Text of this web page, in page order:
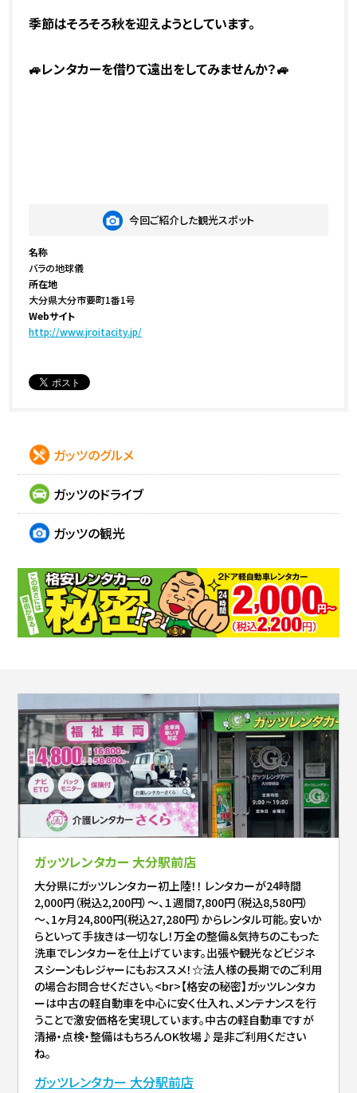
季節はそろそろ秋を迎えようとしています。
🚙レンタカーを借りて遠出をしてみませんか？🚙
今回ご紹介した観光スポット
名称
バラの地球儀
所在地
大分県大分市要町1番1号
Webサイト
http://www.jroitacity.jp/
ガッツのグルメ
ガッツのドライブ
ガッツの観光
ガッツレンタカー 大分駅前店
大分県にガッツレンタカー初上陸！！ レンタカーが24時間
2,000円（税込2,200円）～、１週間7,800円（税込8,580円）
～、1ヶ月24,800円(税込27,280円）からレンタル可能。安いか
らといって手抜きは一切なし！万全の整備＆気持ちのこもった
洗車でレンタカーを仕上げています。出張や観光などビジネ
スシーンもレジャーにもおススメ！☆法人様の長期でのご利用
の場合お問合せください。<br>【格安の秘密】ガッツレンタカ
ーは中古の軽自動車を中心に安く仕入れ、メンテナンスを行
うことで激安価格を実現しています。中古の軽自動車ですが
清掃・点検・整備はもちろんOK牧場♪是非ご利用ください
ね。
ガッツレンタカー 大分駅前店